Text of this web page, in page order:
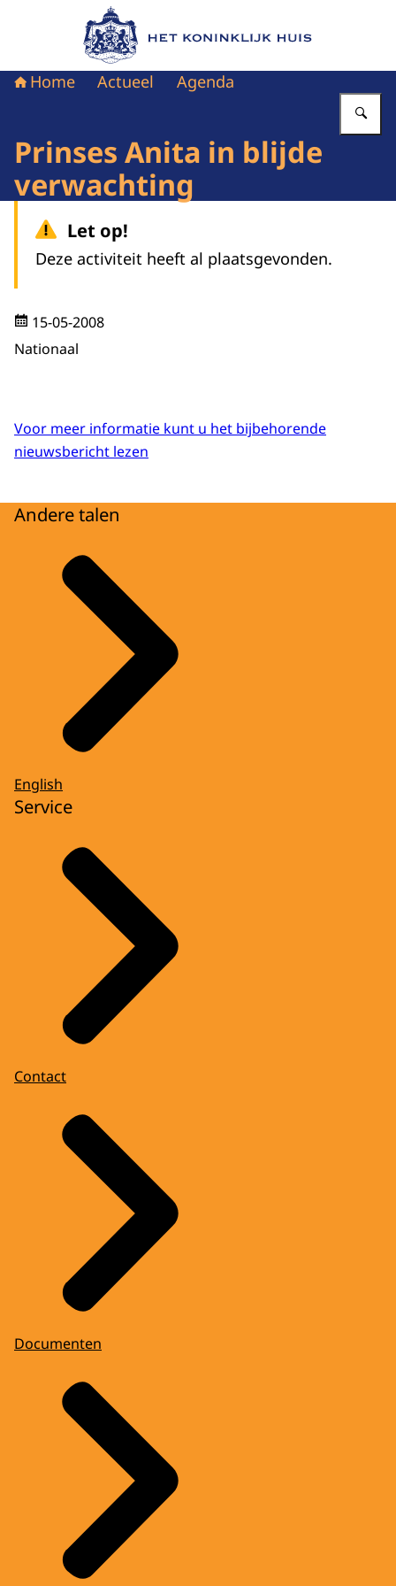
Naar de homepage van Het Koninklijk Huis
Home Actueel Agenda
Prinses Anita in blijde
verwachting
Let op!
Deze activiteit heeft al plaatsgevonden.
15-05-2008
Nationaal
Voor meer informatie kunt u het bijbehorende
nieuwsbericht lezen
Andere talen
English
Service
Contact
Documenten